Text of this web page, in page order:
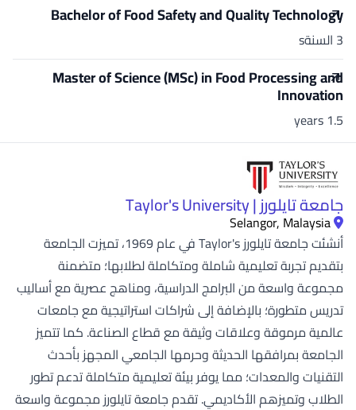
Bachelor of Food Safety and Quality Technology
3 السنةs
Master of Science (MSc) in Food Processing and
Innovation
1.5 years
جامعة تايلورز | Taylor's University
Selangor, Malaysia
أنشئت جامعة تايلورز Taylor's في عام 1969، تميزت الجامعة
بتقديم تجربة تعليمية شاملة ومتكاملة لطلابها؛ متضمنة
مجموعة واسعة من البرامج الدراسية، ومناهج عصرية مع أساليب
تدريس متطورة؛ بالإضافة إلى شراكات استراتيجية مع جامعات
عالمية مرموقة وعلاقات وثيقة مع قطاع الصناعة. كما تتميز
الجامعة بمرافقها الحديثة وحرمها الجامعي المجهز بأحدث
التقنيات والمعدات؛ مما يوفر بيئة تعليمية متكاملة تدعم تطور
الطلاب وتميزهم الأكاديمي. تقدم جامعة تايلورز مجموعة واسعة